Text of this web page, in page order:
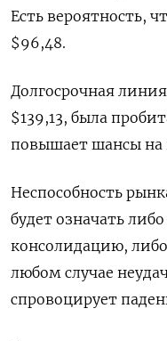
Есть вероятность,
$96,48.
Долгосрочная
$139,13, была
повышает шансы на
Неспособность
будет означать
консолидацию,
любом случае
спровоцирует